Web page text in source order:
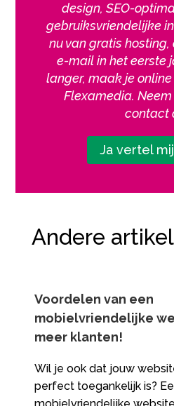
design, SEO-
gebruiksvriendelijke
nu van gratis
e-mail in het eerste
langer, maak je
Flexamedia.
contact
Ja vertel
Andere
Voordelen van een
mobielvriendelijke
meer klanten!
Wil je ook dat jouw
perfect toegankelijk is?
mobielvriendelijke